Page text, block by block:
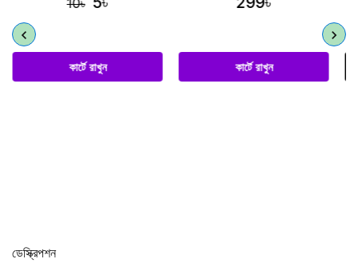
কার্টে রাখুন কার্টে রাখুন
ডেস্ক্রিপশন